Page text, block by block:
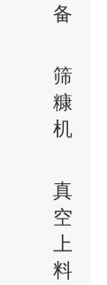
备
筛
糠
机
真
空
上
料